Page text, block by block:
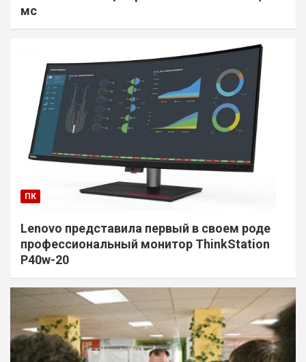
мс
ПК
Lenovo представила первый в своем роде
профессиональный монитор ThinkStation
P40w-20